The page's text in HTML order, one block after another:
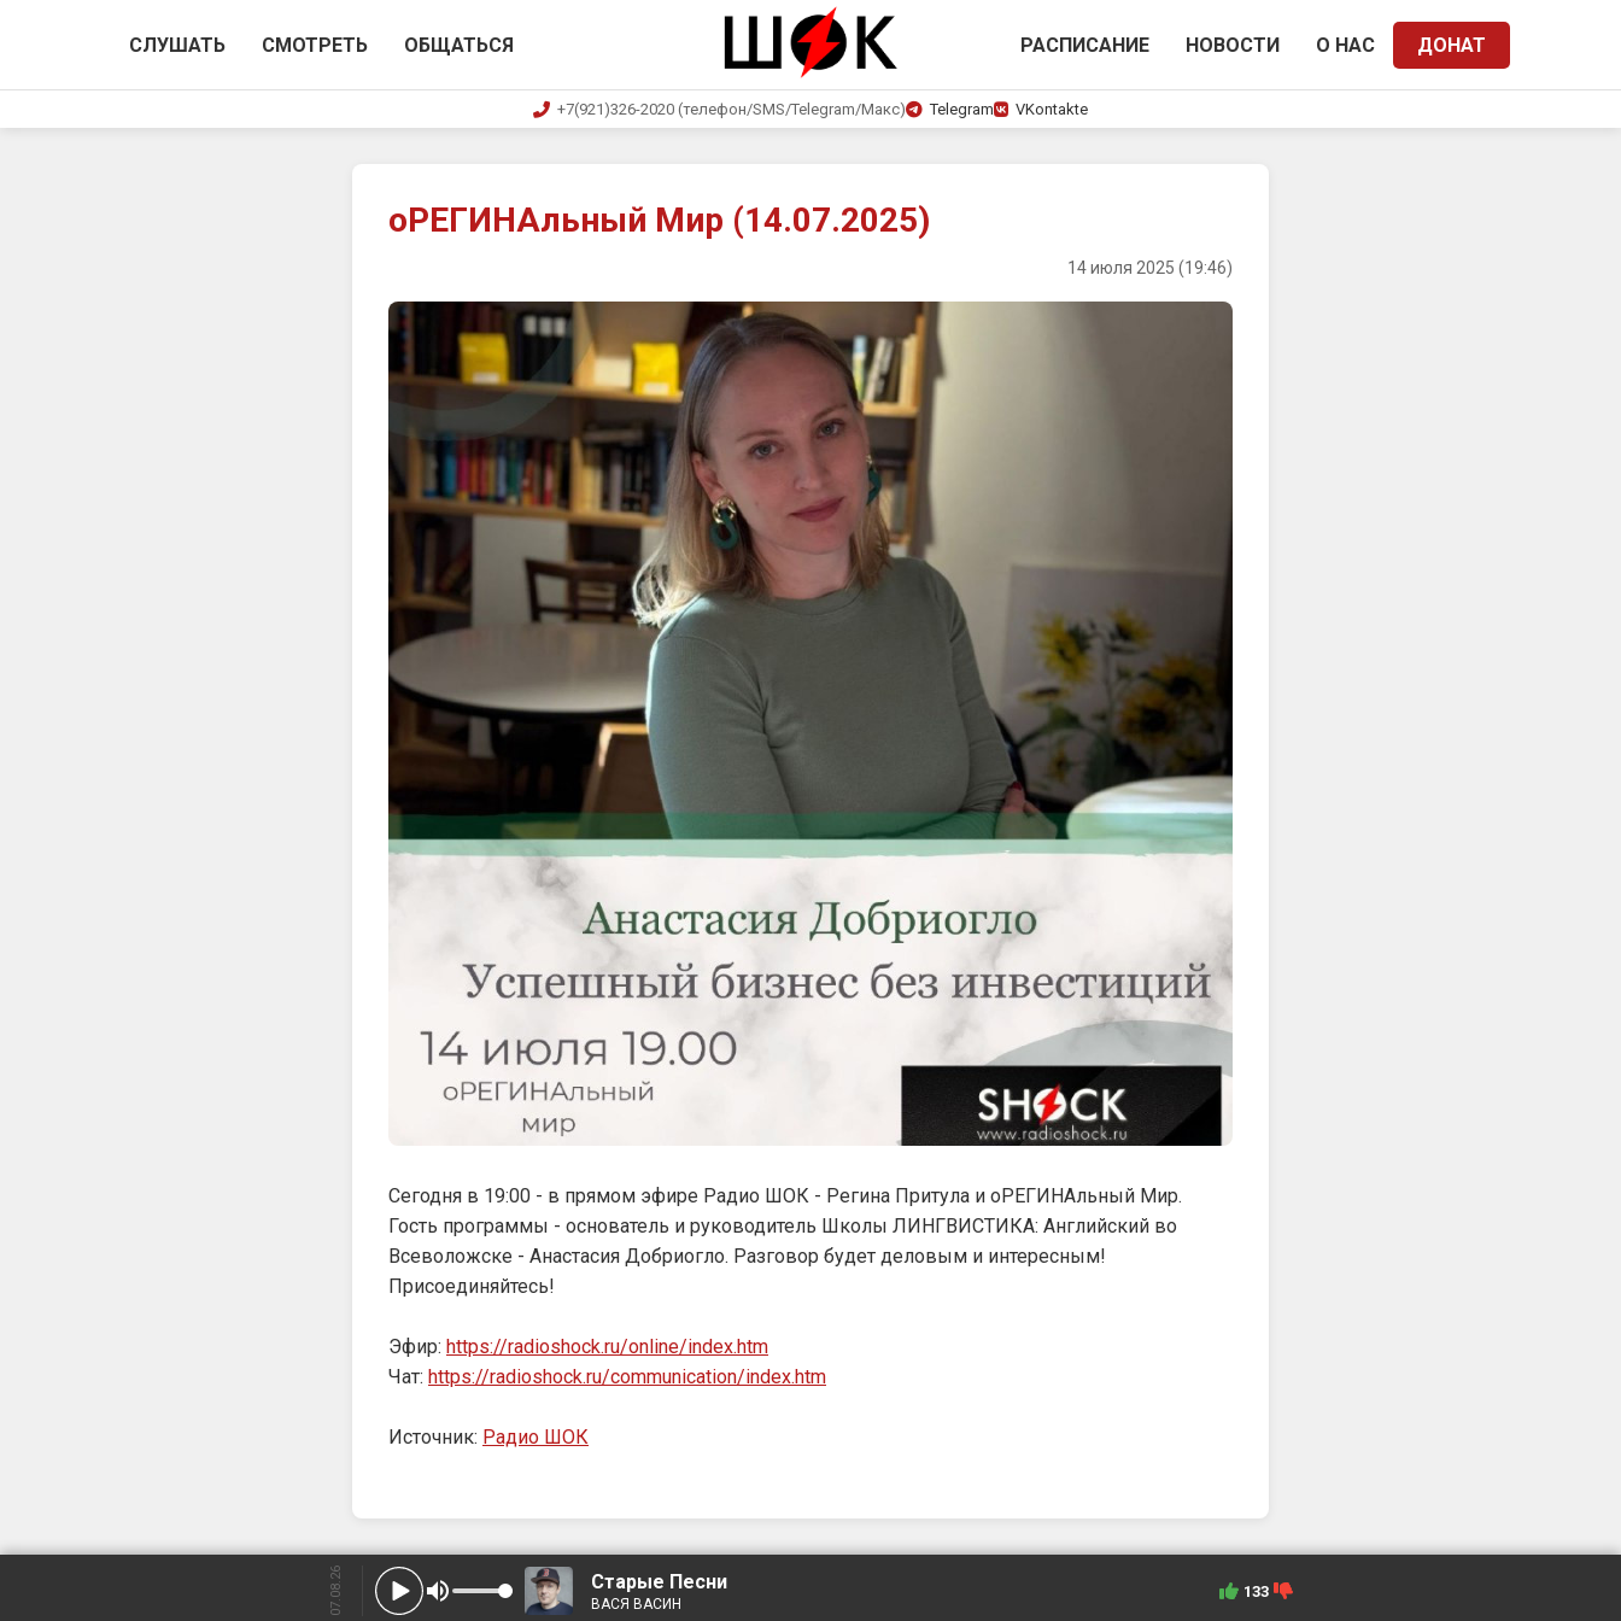
СЛУШАТЬ СМОТРЕТЬ ОБЩАТЬСЯ РАСПИСАНИЕ НОВОСТИ О НАС ДОНАТ
+7(921)326-2020 (телефон/SMS/Telegram/Макс) Telegram VKontakte
оРЕГИНАльный Мир (14.07.2025)
14 июля 2025 (19:46)
Сегодня в 19:00 - в прямом эфире Радио ШОК - Регина Притула и оРЕГИНАльный Мир.
Гость программы - основатель и руководитель Школы ЛИНГВИСТИКА: Английский во
Всеволожске - Анастасия Добриогло. Разговор будет деловым и интересным!
Присоединяйтесь!
Эфир: https://radioshock.ru/online/index.htm
Чат: https://radioshock.ru/communication/index.htm
Источник: Радио ШОК
07.08.26 Старые Песни
ВАСЯ ВАСИН
133